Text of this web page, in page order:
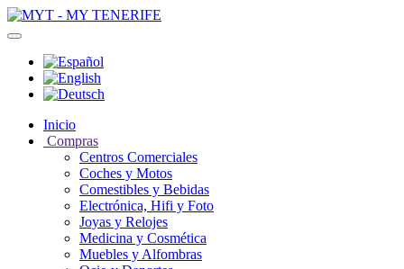
Inicio
Compras
Centros Comerciales
Coches y Motos
Comestibles y Bebidas
Electrónica, Hifi y Foto
Joyas y Relojes
Medicina y Cosmética
Muebles y Alfombras